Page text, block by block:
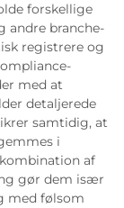
forskellige
andre branche-
registrere og
med at
detaljerede
samtidig, at
i
af
gør dem især
med følsom